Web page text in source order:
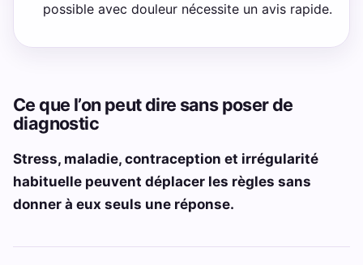
possible avec douleur nécessite un avis rapide.
Ce que l’on peut dire sans poser de
diagnostic
Stress, maladie, contraception et irrégularité
habituelle peuvent déplacer les règles sans
donner à eux seuls une réponse.